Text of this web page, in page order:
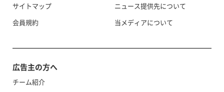
サイトマップ
会員規約
ニュース提供先について
当メディアについて
広告主の方へ
チーム紹介